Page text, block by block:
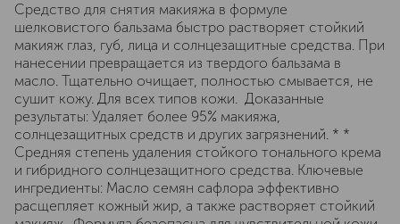
Cредство для снятия макияжа в формуле
шелковистого бальзама быстро растворяет стойкий
макияж глаз, губ, лица и солнцезащитные средства. При
нанесении превращается из твердого бальзама в
масло. Тщательно очищает, полностью смывается, не
сушит кожу. Для всех типов кожи. Доказанные
результаты: Удаляет более 95% макияжа,
солнцезащитных средств и других загрязнений. * *
Средняя степень удаления стойкого тонального крема
и гибридного солнцезащитного средства. Ключевые
ингредиенты: Масло семян сафлора эффективно
расщепляет кожный жир, а также растворяет стойкий